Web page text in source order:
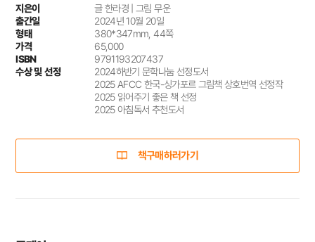
지은이 글 한라경 | 그림 무운
출간일 2024년 10월 20일
형태 380*347mm, 44쪽
가격 65,000
ISBN 9791193207437
수상 및 선정
2024하반기 문학나눔 선정도서
2025 AFCC 한국-싱가포르 그림책 상호번역 선정작
2025 읽어주기 좋은 책 선정
2025 아침독서 추천도서
책구매하러가기